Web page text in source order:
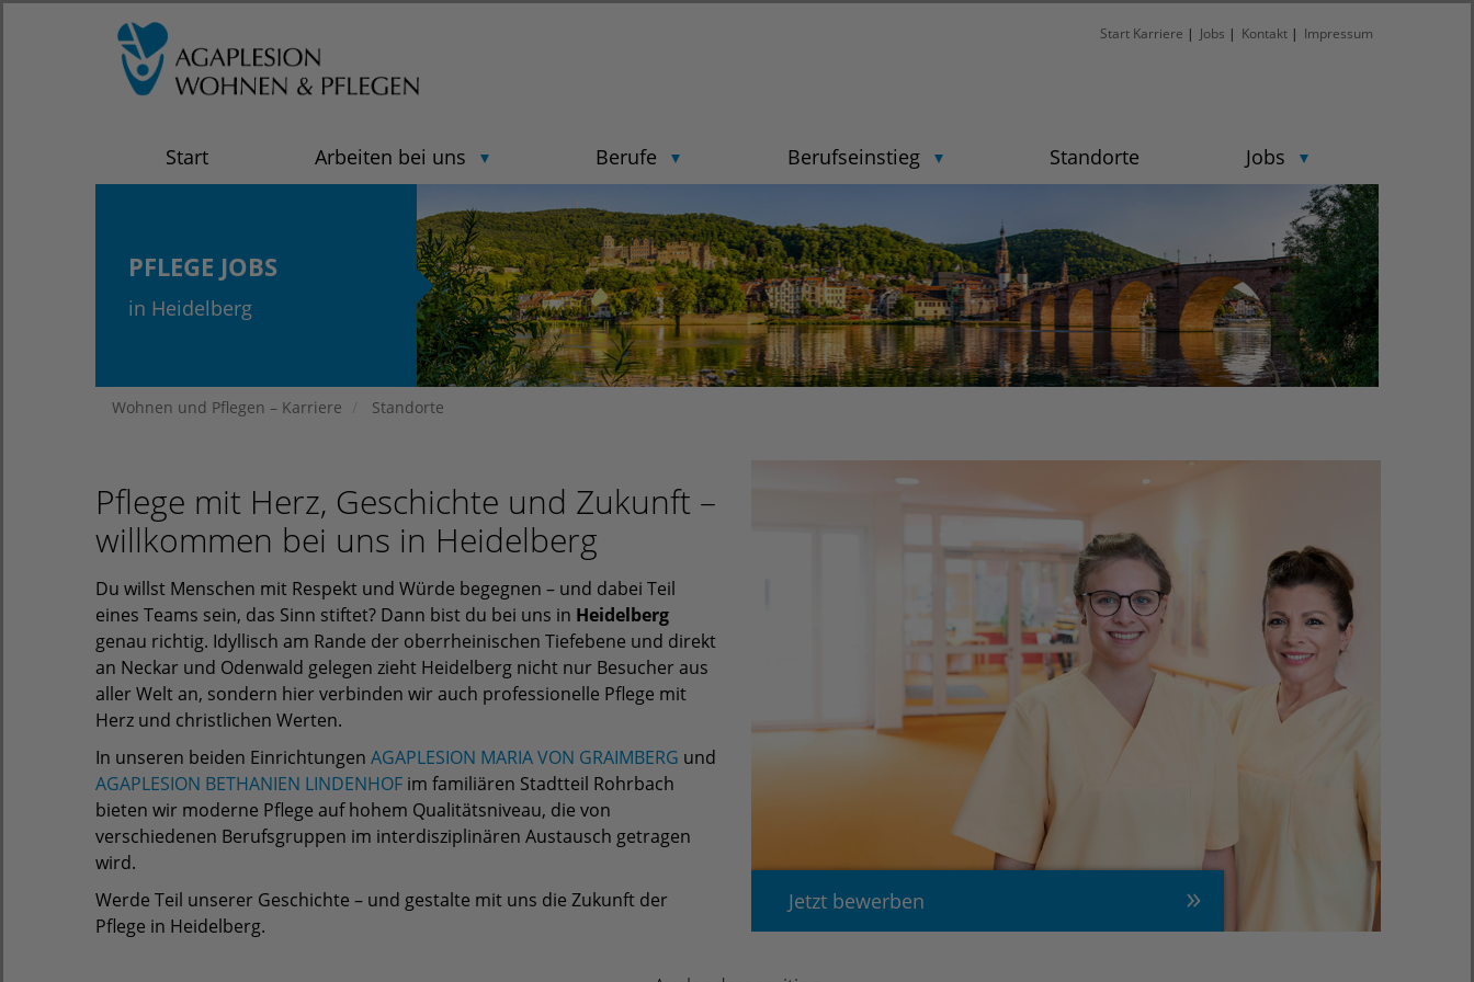
Start Karriere | Jobs | Kontakt | Impressum
Start Arbeiten bei uns Berufe Berufseinstieg Standorte Jobs
PFLEGE JOBS
in Heidelberg
Wohnen und Pflegen – Karriere Standorte
Pflege mit Herz, Geschichte und Zukunft –
willkommen bei uns in Heidelberg
Du willst Menschen mit Respekt und Würde begegnen – und dabei Teil
eines Teams sein, das Sinn stiftet? Dann bist du bei uns in Heidelberg
genau richtig. Idyllisch am Rande der oberrheinischen Tiefebene und direkt
an Neckar und Odenwald gelegen zieht Heidelberg nicht nur Besucher aus
aller Welt an, sondern hier verbinden wir auch professionelle Pflege mit
Herz und christlichen Werten.
In unseren beiden Einrichtungen AGAPLESION MARIA VON GRAIMBERG und
AGAPLESION BETHANIEN LINDENHOF im familiären Stadtteil Rohrbach
bieten wir moderne Pflege auf hohem Qualitätsniveau, die von
verschiedenen Berufsgruppen im interdisziplinären Austausch getragen
wird.
Werde Teil unserer Geschichte – und gestalte mit uns die Zukunft der
Pflege in Heidelberg.
Jetzt bewerben